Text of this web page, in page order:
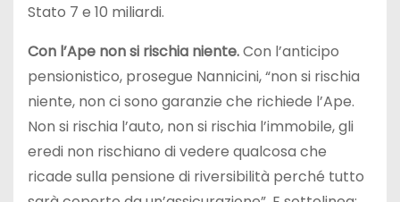
Stato 7 e 10 miliardi.
Con l’Ape non si rischia niente.Con l’anticipo
pensionistico, prosegue Nannicini, “non si rischia
niente, non ci sono garanzie che richiede l’Ape.
Non si rischia l’auto, non si rischia l’immobile, gli
eredi non rischiano di vedere qualcosa che
ricade sulla pensione di riversibilità perché tutto